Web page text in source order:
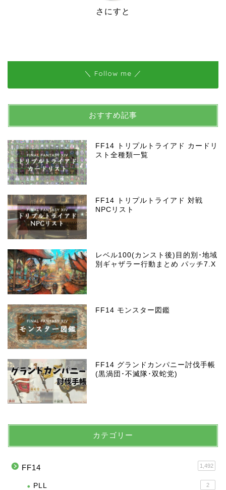
さにすと
＼ Follow me ／
おすすめ記事
FF14 トリプルトライアド カードリ
スト全種類一覧
FF14 トリプルトライアド 対戦
NPCリスト
レベル100(カンスト後)目的別･地域
別ギャザラー行動まとめ パッチ7.X
FF14 モンスター図鑑
FF14 グランドカンパニー討伐手帳
(黒渦団･不滅隊･双蛇党)
カテゴリー
FF14 1,492
PLL 2